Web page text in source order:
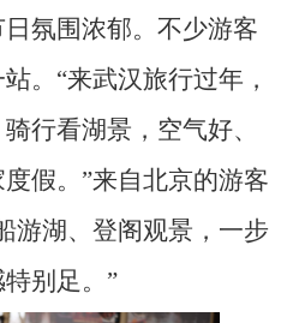
氛围浓郁。不少游客
。“来武汉旅行过年，
行看湖景，空气好、
假。”来自北京的游客
游湖、登阁观景，一步
别足。”